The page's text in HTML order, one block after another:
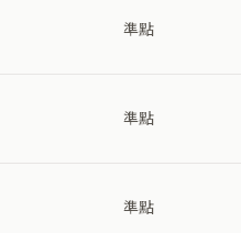
準點
準點
準點